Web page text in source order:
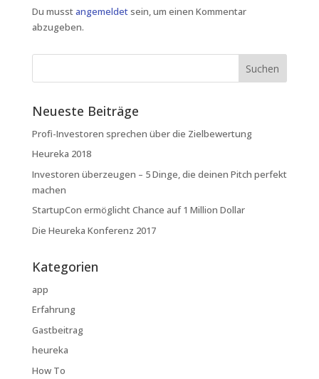
Du musstangemeldetsein, um einen Kommentar
abzugeben.
Neueste Beiträge
Profi-Investoren sprechen über die Zielbewertung
Heureka 2018
Investoren überzeugen – 5 Dinge, die deinen Pitch perfekt
machen
StartupCon ermöglicht Chance auf 1 Million Dollar
Die Heureka Konferenz 2017
Kategorien
app
Erfahrung
Gastbeitrag
heureka
How To